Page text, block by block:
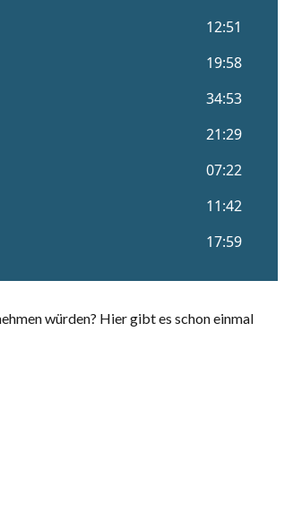
würden? Hier gibt es schon einmal